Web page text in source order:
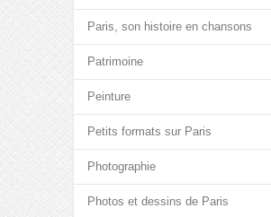
Paris, son histoire en chansons
Patrimoine
Peinture
Petits formats sur Paris
Photographie
Photos et dessins de Paris